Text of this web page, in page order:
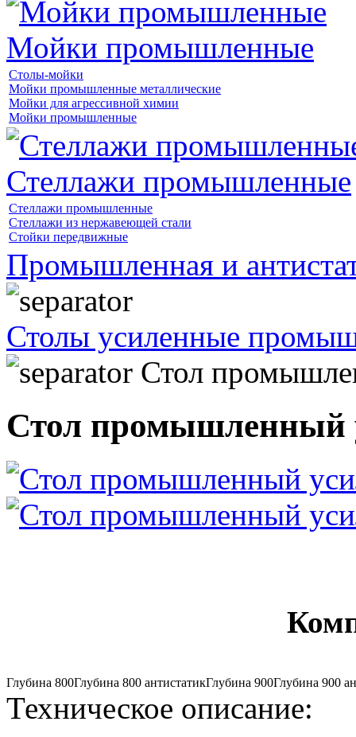
Мойки промышленные
Столы-мойки
Мойки промышленные металлические
Мойки для агрессивной химии
Мойки промышленные
Стеллажи промышленные
Стеллажи промышленные
Стеллажи из нержавеющей стали
Стойки передвижные
Промышленная и
Столы усиленные
Стол
Стол
Глубина 800Глубина 800 антистатикГлубина 900Глубина 900
Техническое описание: